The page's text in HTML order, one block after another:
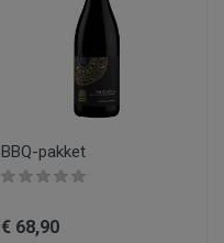
BBQ-pakket
€ 68,90